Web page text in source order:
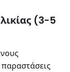
(3-5